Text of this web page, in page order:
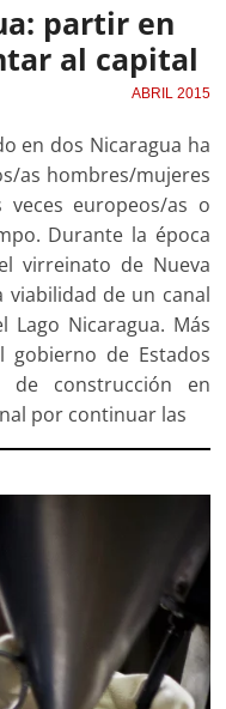
partir en
al capital
ABRIL 2015
en dos Nicaragua ha
as hombres/mujeres
europeos/as o
Durante la época
virreinato de Nueva
viabilidad de un canal
Lago Nicaragua. Más
gobierno de Estados
de construcción en
por continuar las